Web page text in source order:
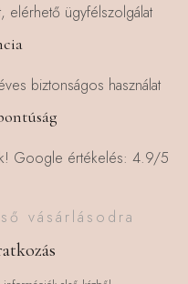
elérhető ügyfélszolgálat
biztonságos használat
Google értékelés: 4.9/5
vásárlásodra